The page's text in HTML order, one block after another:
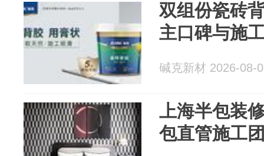
双组份瓷砖
主口碑与施
碱克新材 2026-08-
上海半包装
包直管施工